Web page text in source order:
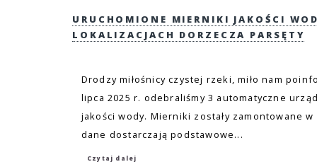
URUCHOMIONE MIERNIKI JAKOŚCI
LOKALIZACJACH DORZECZA PARSĘTY
Drodzy miłośnicy czystej rzeki, miło nam
lipca 2025 r. odebraliśmy 3 automatyczne
jakości wody. Mierniki zostały zamontowane
dane dostarczają podstawowe...
Czytaj dalej